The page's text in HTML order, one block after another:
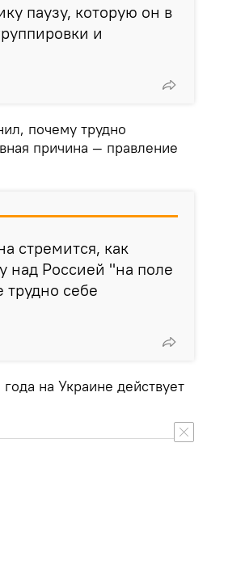
паузу, которую он в
и
почему трудно
причина — правление
стремится, как
над Россией "на поле
трудно себе
на Украине действует